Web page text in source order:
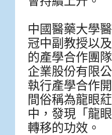
中國醫藥大學
冠中副教授以
的產學合作團
企業股份有限
執行產學合作
間俗稱為龍眼
中，發現「龍
轉移的功效。